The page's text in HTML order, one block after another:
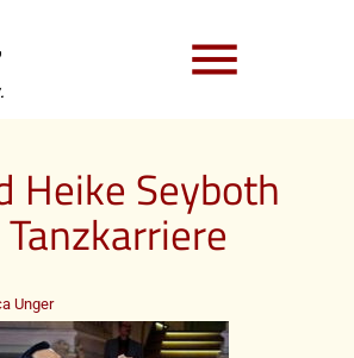
menu
Heike Seyboth
Unger